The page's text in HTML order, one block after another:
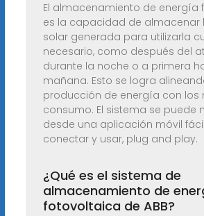
El almacenamiento de energía
es la capacidad de almacenar
solar generada para utilizarla
necesario, como después del
durante la noche o a primera
mañana. Esto se logra
producción de energía con los
consumo. El sistema se puede
desde una aplicación móvil
conectar y usar, plug and play.
¿Qué es el sistema de
almacenamiento de
fotovoltaica de ABB?